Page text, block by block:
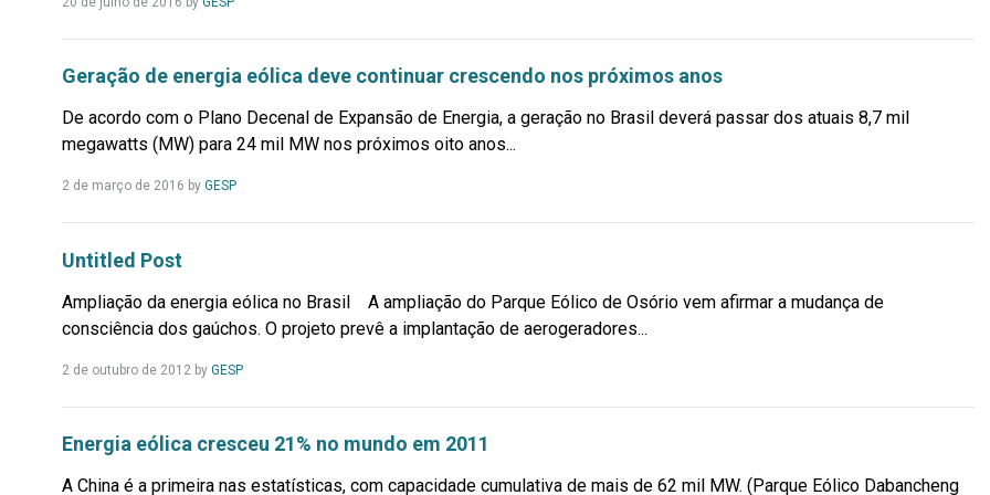
Geração de energia eólica deve continuar crescendo nos próximos anos
De acordo com o Plano Decenal de Expansão de Energia, a geração no Brasil deverá passar dos atuais 8,7 mil
megawatts (MW) para 24 mil MW nos próximos oito anos...
2 de março de 2016 by GESPLeia
Untitled Post
Ampliação da energia eólica no Brasil A ampliação do Parque Eólico de Osório vem afirmar a mudança de
consciência dos gaúchos. O projeto prevê a implantação de aerogeradores...
2 de outubro de 2012 by GESPLeia
Energia eólica cresceu 21% no mundo em 2011
A China é a primeira nas estatísticas, com capacidade cumulativa de mais de 62 mil MW. (Parque Eólico Dabancheng